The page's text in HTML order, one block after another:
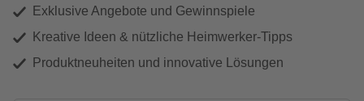
Exklusive Angebote und Gewinnspiele
Kreative Ideen & nützliche Heimwerker-Tipps
Produktneuheiten und innovative Lösungen